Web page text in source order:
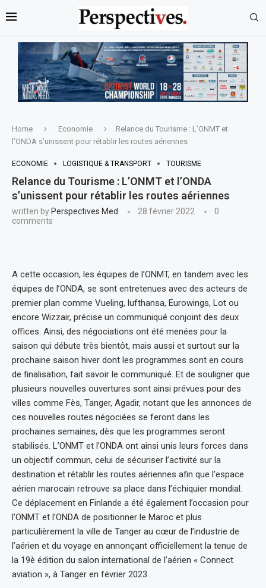
Home Economie
Relance du Tourisme : L’ONMT et
l’ONDA s’unissent pour rétablir les routes aériennes
ECONOMIE LOGISTIQUE & TRANSPORT TOURISME
Relance du Tourisme : L’ONMT et l’ONDA
s’unissent pour rétablir les routes aériennes
written by Perspectives Med 28 février 2022
0
comments
A cette occasion, les équipes de l’ONMT, en tandem avec les
équipes de l’ONDA, se sont entretenues avec des acteurs de
premier plan comme Vueling, lufthansa, Eurowings, Lot ou
encore Wizzair, précise un communiqué conjoint des deux
offices. Ainsi, des négociations ont été menées pour la
saison qui débute très bientôt, mais aussi et surtout sur la
prochaine saison hiver dont les programmes sont en cours
de finalisation, fait savoir le communiqué. Et de souligner que
plusieurs nouvelles ouvertures sont ainsi prévues pour des
villes comme Fès, Tanger, Agadir, notant que les annonces de
ces nouvelles routes négociées se feront dans les
prochaines semaines, dès que les programmes seront
stabilisés. L’ONMT et l’ONDA ont ainsi unis leurs forces dans
un objectif commun, celui de sécuriser l’activité sur la
destination et rétablir les routes aériennes afin que l’espace
aérien marocain retrouve sa place dans l’échiquier mondial.
Ce déplacement en Finlande a été également l’occasion pour
l’ONMT et l’ONDA de positionner le Maroc et plus
particulièrement la ville de Tanger au cœur de l’industrie de
l’aérien et du voyage en annonçant officiellement la tenue de
la 19è édition du salon international de l’aérien « Connect
aviation », à Tanger en février 2023.